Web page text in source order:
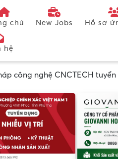
chủ New Jobs Hồ sơ
hệ
công nghệ CNCTECH tuyển